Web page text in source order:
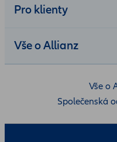
Pro klienty
Vše o Allianz
Vše o
Společenská